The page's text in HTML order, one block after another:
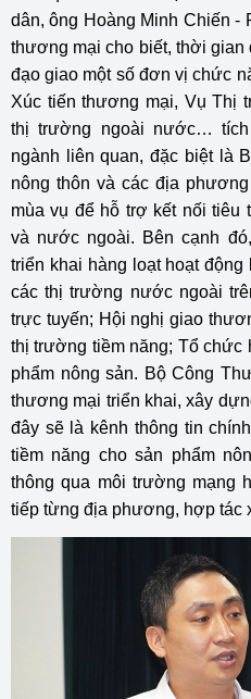
dân, ông Hoàng Minh Chiến -
thương mại cho biết, thời
đạo giao một số đơn vị chức
Xúc tiến thương mại, Vụ Thị
thị trường ngoài nước…
ngành liên quan, đặc biệt là
nông thôn và các địa
mùa vụ để hỗ trợ kết nối tiêu
và nước ngoài. Bên cạnh
triển khai hàng loạt hoạt
các thị trường nước ngoài
trực tuyến; Hội nghị giao
thị trường tiềm năng; Tổ chức
phẩm nông sản. Bộ Công
thương mại triển khai, xây
đây sẽ là kênh thông tin
tiềm năng cho sản phẩm
thông qua môi trường mạng
tiếp từng địa phương, hợp tác